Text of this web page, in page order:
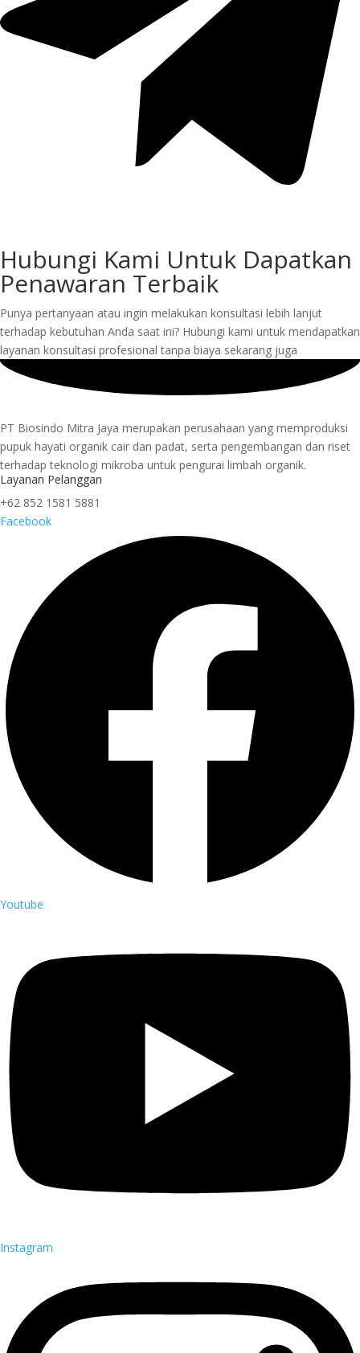
Hubungi Kami Untuk Dapatkan
Penawaran Terbaik
Punya pertanyaan atau ingin melakukan konsultasi lebih lanjut
terhadap kebutuhan Anda saat ini? Hubungi kami untuk mendapatkan
layanan konsultasi profesional tanpa biaya sekarang juga
PT Biosindo Mitra Jaya merupakan perusahaan yang memproduksi
pupuk hayati organik cair dan padat, serta pengembangan dan riset
terhadap teknologi mikroba untuk pengurai limbah organik.
Layanan Pelanggan
+62 852 1581 5881
Facebook
Youtube
Instagram